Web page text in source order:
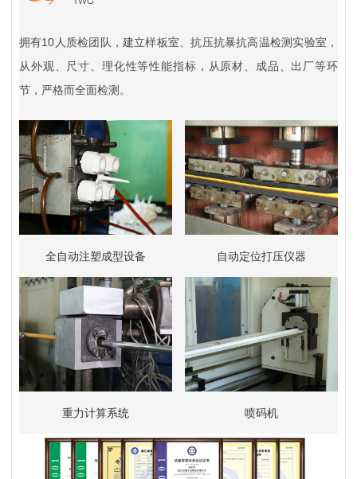
拥有10人质检团队，建立样板室、抗压抗暴抗高温检测实验室，
从外观、尺寸、理化性等性能指标，从原材、成品、出厂等环
节，严格而全面检测。
全自动注塑成型设备 自动定位打压仪器
重力计算系统 喷码机